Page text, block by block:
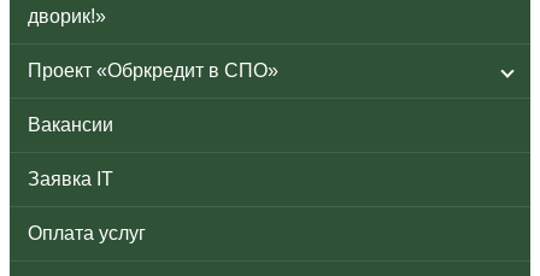
дворик!»
Проект «Обркредит в СПО»
Вакансии
Заявка IT
Оплата услуг